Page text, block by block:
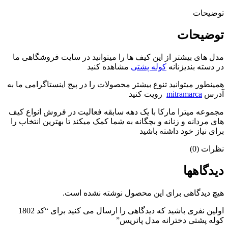
توضیحات
توضیحات
مدل های بیشتر از این کیف ها را میتوانید در سایت فروشگاهی ما
در دسته بندیزنانه کوله پشتی مشاهده کنید
همینطور میتوانید تنوع بیشتر محصولات را در پیج اینستاگرامی ما به
آدرس mitramarca رویت کنید
مجموعه میترا مارکا با یک دهه سابقه فعالیت در فروش انواع کیف
های مردانه و زنانه و بچگانه به شما کمک میکند تا بهترین انتخاب را
برای نیاز خود داشته باشید
نظرات (0)
دیدگاهها
هیچ دیدگاهی برای این محصول نوشته نشده است.
اولین نفری باشید که دیدگاهی را ارسال می کنید برای “کد 1802
کوله پشتی دخترانه مدل پاتریس”